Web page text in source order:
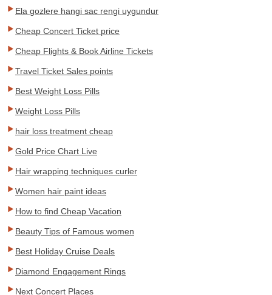
Ela gozlere hangi sac rengi uygundur
Cheap Concert Ticket price
Cheap Flights & Book Airline Tickets
Travel Ticket Sales points
Best Weight Loss Pills
Weight Loss Pills
hair loss treatment cheap
Gold Price Chart Live
Hair wrapping techniques curler
Women hair paint ideas
How to find Cheap Vacation
Beauty Tips of Famous women
Best Holiday Cruise Deals
Diamond Engagement Rings
Next Concert Places